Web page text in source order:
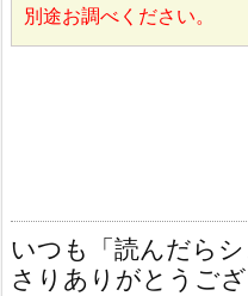
別途お調べください。
いつも「読んだら
さりありがとうござ